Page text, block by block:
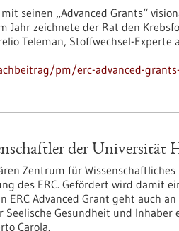
seinen „Advanced Grants“
Jahr zeichnete der Rat den
Teleman, Stoffwechsel-Experte
pm/erc-advanced-
der Universität
Zentrum für Wissenschaftliches
des ERC. Gefördert wird damit
Advanced Grant geht auch an
Gesundheit und Inhaber
Carola.